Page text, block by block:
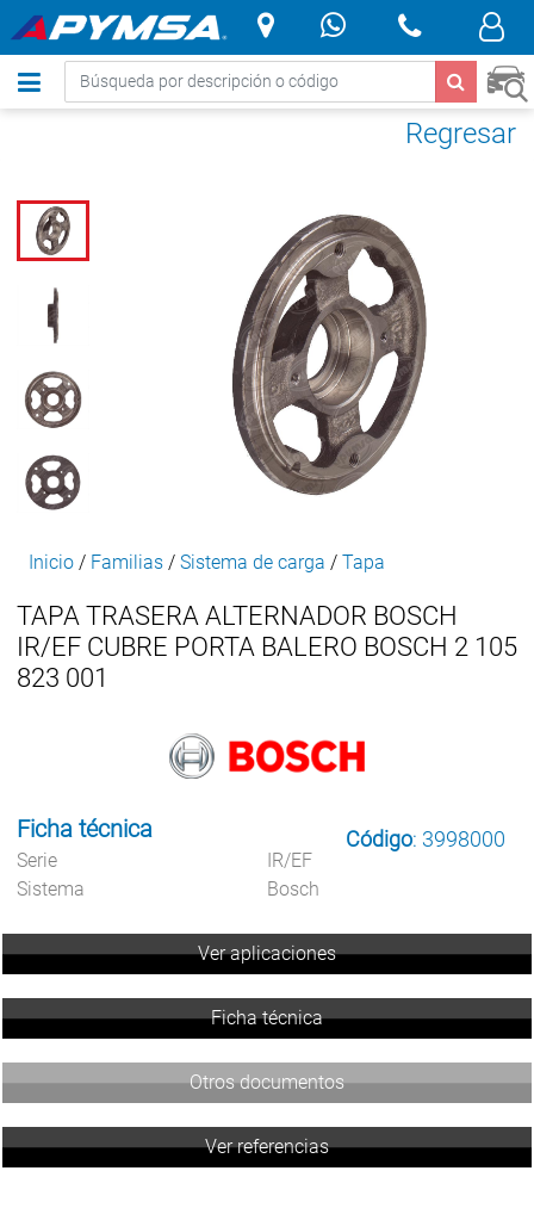
.
Regresar
Inicio / Familias / Sistema de carga / Tapa
TAPA TRASERA ALTERNADOR BOSCH
IR/EF CUBRE PORTA BALERO BOSCH 2 105
823 001
Código: 3998000
Ficha técnica
Serie
IR/EF
Sistema
Bosch
Ver aplicaciones
Ficha técnica
Otros documentos
Ver referencias